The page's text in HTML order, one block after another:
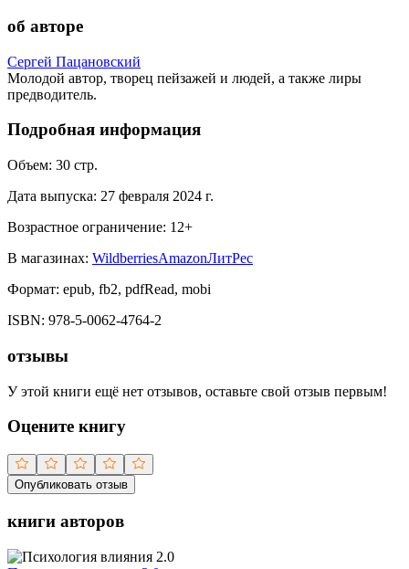
об авторе
Сергей Пацановский
Молодой автор, творец пейзажей и людей, а также лиры
предводитель.
Подробная информация
Объем: 30 стр.
Дата выпуска: 27 февраля 2024 г.
Возрастное ограничение: 12+
В магазинах: WildberriesAmazonЛитРес
Формат: epub, fb2, pdfRead, mobi
ISBN: 978-5-0062-4764-2
отзывы
У этой книги ещё нет отзывов, оставьте свой отзыв первым!
Оцените книгу
Опубликовать отзыв
книги авторов